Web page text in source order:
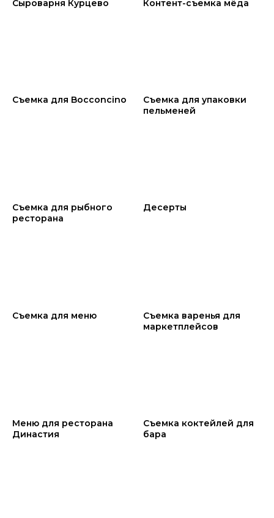
Сыроварня Курцево Контент-съемка мёда
Съемка для Bocconcino
Съемка для упаковки
пельменей
Cъемка для рыбного
ресторана
Десерты
Съемка для меню
Съемка варенья для
маркетплейсов
Меню для ресторана
Династия
Съемка коктейлей для
бара